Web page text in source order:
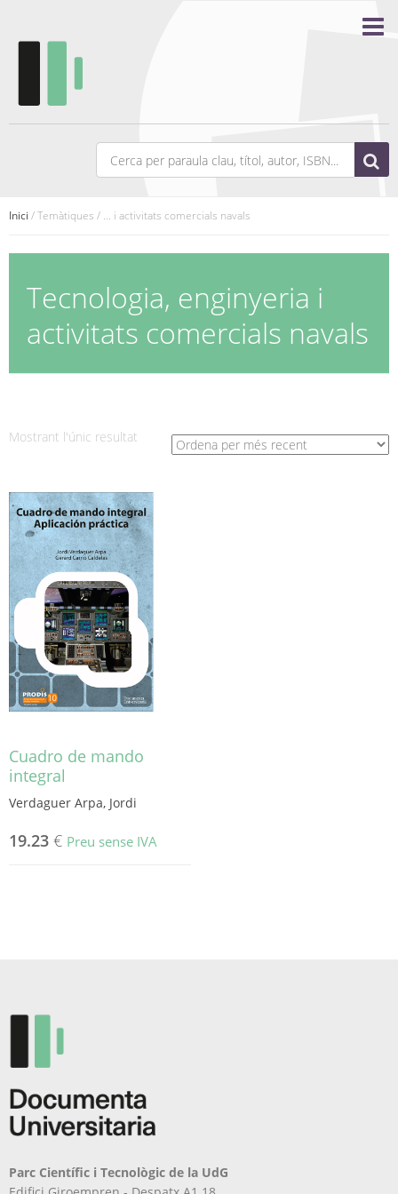
Inici / Temàtiques / ... i activitats comercials navals
Tecnologia, enginyeria i
activitats comercials navals
Mostrant l'únic resultat
Cuadro de mando
integral
Verdaguer Arpa, Jordi
19.23 € Preu sense IVA
Parc Científic i Tecnològic de la UdG